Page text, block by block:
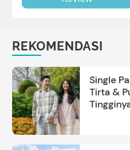
muntah. Simak reviewnya di
REKOMENDASI
Single
Tirta &